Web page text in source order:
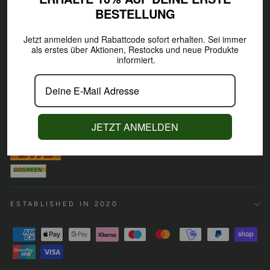
ARE YOU #IAMTREELETIC, TOO?
ESTABLISHED IN 2020
BESTELLUNG
Jetzt anmelden und Rabattcode sofort erhalten. Sei immer
als erstes über Aktionen, Restocks und neue Produkte
informiert.
JETZT ANMELDEN